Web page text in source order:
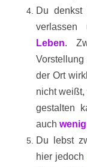
Du denkst
verlassen
Leben.
der Ort
nicht
gestalten
auch wenig
Du lebst
hier jedoch